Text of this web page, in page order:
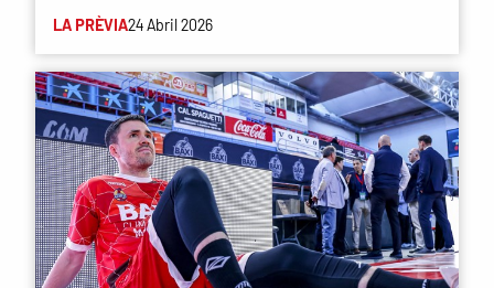
LA PRÈVIA24 Abril 2026